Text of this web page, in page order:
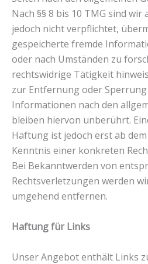
Nach §§ 8 bis 10 TMG sind
jedoch nicht verpflichtet,
gespeicherte fremde
oder nach Umständen zu
rechtswidrige Tätigkeit
zur Entfernung oder
Informationen nach den
bleiben hiervon unberührt.
Haftung ist jedoch erst ab
Kenntnis einer konkreten
Bei Bekanntwerden von
Rechtsverletzungen werden
umgehend entfernen.
Haftung für Links
Unser Angebot enthält Links